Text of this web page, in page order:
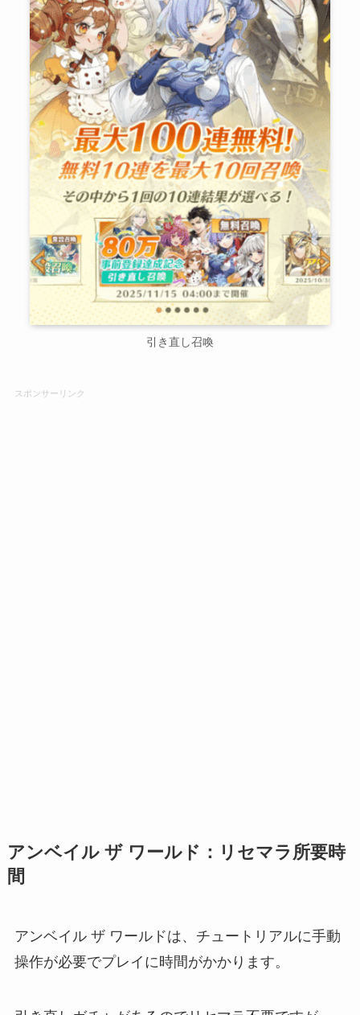
引き直し召喚
スポンサーリンク
アンベイル ザ ワールド：リセマラ所要時
間
アンベイル ザ ワールドは、チュートリアルに手動
操作が必要でプレイに時間がかかります。